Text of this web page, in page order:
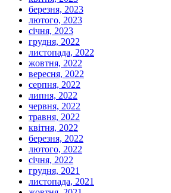
березня, 2023
лютого, 2023
січня, 2023
грудня, 2022
листопада, 2022
жовтня, 2022
вересня, 2022
серпня, 2022
липня, 2022
червня, 2022
травня, 2022
квітня, 2022
березня, 2022
лютого, 2022
січня, 2022
грудня, 2021
листопада, 2021